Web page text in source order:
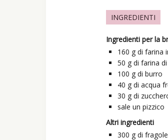
INGREDIENTI
Ingredienti per la
160 g di farina
50 g di farina
100 g di burro
40 g di acqua
30 g di
sale un pizzico
Altri ingredienti
300 g di fragole